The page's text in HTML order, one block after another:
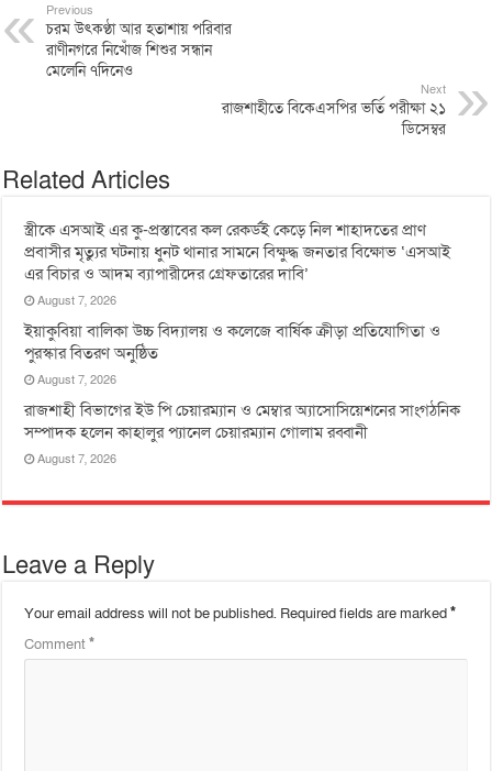
Previous
চরম উৎকণ্ঠা আর হতাশায় পরিবার
রাণীনগরে নিখোঁজ শিশুর সন্ধান
মেলেনি ৭দিনেও
Next
রাজশাহীতে বিকেএসপির ভর্তি পরীক্ষা ২১
ডিসেম্বর
Related Articles
স্ত্রীকে এসআই এর কু-প্রস্তাবের কল রেকর্ডই কেড়ে নিল শাহাদতের প্রাণ
প্রবাসীর মৃত্যুর ঘটনায় ধুনট থানার সামনে বিক্ষুদ্ধ জনতার বিক্ষোভ ‘এসআই
এর বিচার ও আদম ব্যাপারীদের গ্রেফতারের দাবি’
August 7, 2026
ইয়াকুবিয়া বালিকা উচ্চ বিদ্যালয় ও কলেজে বার্ষিক ক্রীড়া প্রতিযোগিতা ও
পুরস্কার বিতরণ অনুষ্ঠিত
August 7, 2026
রাজশাহী বিভাগের ইউ পি চেয়ারম্যান ও মেম্বার অ্যাসোসিয়েশনের সাংগঠনিক
সম্পাদক হলেন কাহালুর প্যানেল চেয়ারম্যান গোলাম রব্বানী
August 7, 2026
Leave a Reply
Your email address will not be published. Required fields are marked*
Comment*